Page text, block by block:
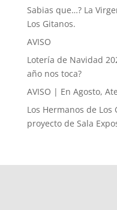
Sabias que…? La
Los Gitanos.
AVISO
Lotería de Navidad
año nos toca?
AVISO | En Agosto,
Los Hermanos de
proyecto de Sala